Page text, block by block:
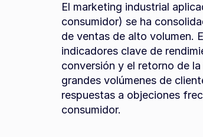
El marketing industrial
consumidor) se ha
de ventas de alto volumen.
indicadores clave de
conversión y el retorno de
grandes volúmenes de
respuestas a objeciones
consumidor.